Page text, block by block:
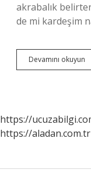
akrabalık
de mi kardeşim
Devamını okuyun
https://
https://aladan.com.tr